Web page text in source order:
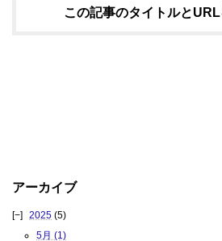
この記事のタイトルと
アーカイブ
2025 (5)
5月 (1)